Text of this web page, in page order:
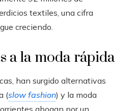
textiles, una cifra
creciendo.
a la moda rápida
han surgido alternativas
(slow fashion) y la moda